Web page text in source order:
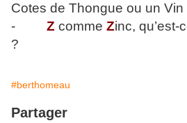
Cotes de Thongue ou un Vin
- Z comme Zinc, qu’est-
?
#berthomeau
Partager